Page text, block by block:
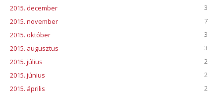
2015. december
3
2015. november
7
2015. október
3
2015. augusztus
3
2015. július
2
2015. június
2
2015. április
2